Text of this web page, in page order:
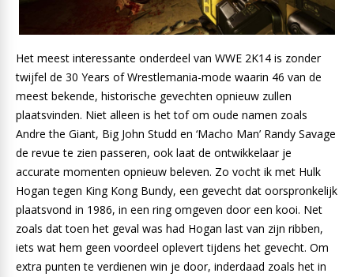
Het meest interessante onderdeel van WWE 2K14 is zonder
twijfel de 30 Years of Wrestlemania-mode waarin 46 van de
meest bekende, historische gevechten opnieuw zullen
plaatsvinden. Niet alleen is het tof om oude namen zoals
Andre the Giant, Big John Studd en ‘Macho Man’ Randy Savage
de revue te zien passeren, ook laat de ontwikkelaar je
accurate momenten opnieuw beleven. Zo vocht ik met Hulk
Hogan tegen King Kong Bundy, een gevecht dat oorspronkelijk
plaatsvond in 1986, in een ring omgeven door een kooi. Net
zoals dat toen het geval was had Hogan last van zijn ribben,
iets wat hem geen voordeel oplevert tijdens het gevecht. Om
extra punten te verdienen win je door, inderdaad zoals het in